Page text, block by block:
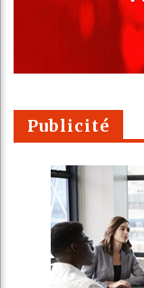
Publicité